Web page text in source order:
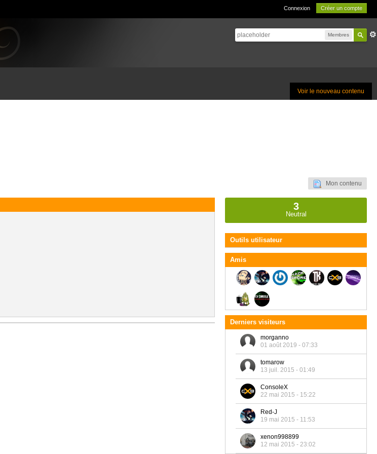
Connexion Créer un compte
Membres
Voir le nouveau contenu
Mon contenu
3
Neutral
Outils utilisateur
Amis
Derniers visiteurs
morganno
01 août 2019 - 07:33
tomarow
13 juil. 2015 - 01:49
ConsoleX
22 mai 2015 - 15:22
Red-J
19 mai 2015 - 11:53
xenon998899
12 mai 2015 - 23:02